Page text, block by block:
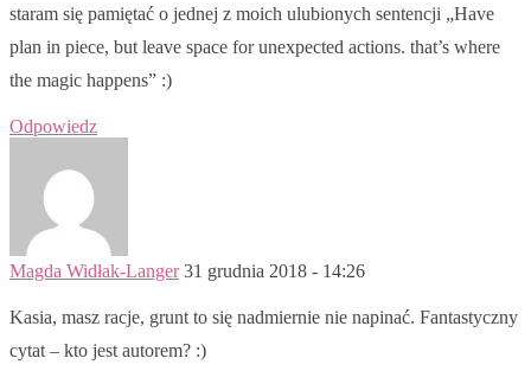
staram się pamiętać o jednej z moich ulubionych sentencji „Have
plan in piece, but leave space for unexpected actions. that’s where
the magic happens” :)
Odpowiedz
Magda Widłak-Langer 31 grudnia 2018 - 14:26
Kasia, masz racje, grunt to się nadmiernie nie napinać. Fantastyczny
cytat – kto jest autorem? :)